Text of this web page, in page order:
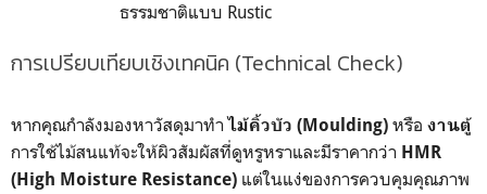
ธรรมชาติแบบ Rustic
การเปรียบเทียบเชิงเทคนิค (Technical Check)
หากคุณกำลังมองหาวัสดุมาทำไม้คิ้วบัว (Moulding) หรือ งานตู้
การใช้ไม้สนแท้จะให้ผิวสัมผัสที่ดูหรูหราและมีราคากว่า HMR
(High Moisture Resistance) แต่ในแง่ของการควบคุมคุณภาพ